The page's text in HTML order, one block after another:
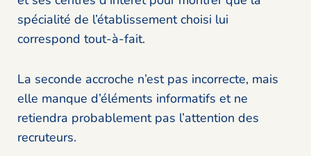
spécialité de l’établissement choisi lui
correspond tout-à-fait.
La seconde accroche n’est pas incorrecte, mais
elle manque d’éléments informatifs et ne
retiendra probablement pas l’attention des
recruteurs.